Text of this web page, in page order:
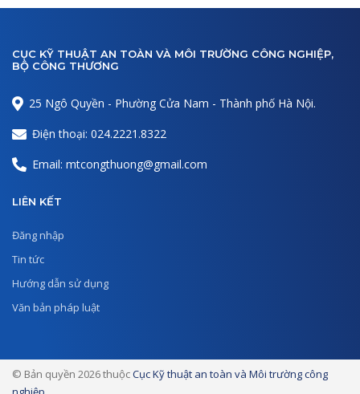
CỤC KỸ THUẬT AN TOÀN VÀ MÔI TRƯỜNG CÔNG NGHIỆP,
BỘ CÔNG THƯƠNG
25 Ngô Quyền - Phường Cửa Nam - Thành phố Hà Nội.
Điện thoại: 024.2221.8322
Email: mtcongthuong@gmail.com
LIÊN KẾT
Đăng nhập
Tin tức
Hướng dẫn sử dụng
Văn bản pháp luật
© Bản quyền 2026 thuộcCục Kỹ thuật an toàn và Môi trường công